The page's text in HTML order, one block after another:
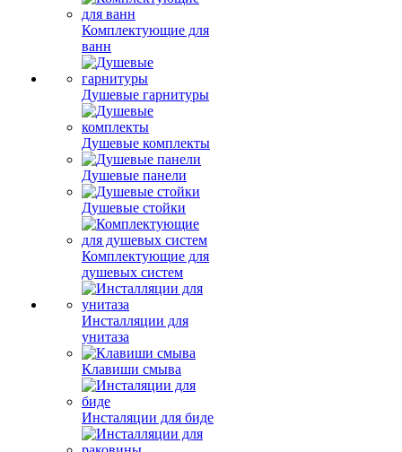
Комплектующие для
ванн
Душевые гарнитуры
Душевые комплекты
Душевые панели
Душевые стойки
Комплектующие для
душевых систем
Инсталляции для
унитаза
Клавиши смыва
Инсталяции для биде